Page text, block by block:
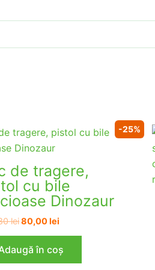
-25%
de tragere,
cu bile
Dinozaur
leiPrețul
fost:
106,80 lei.
80,00lei
80,00 lei.
în coș